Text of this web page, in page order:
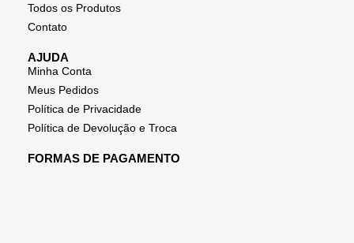
Todos os Produtos
Contato
AJUDA
Minha Conta
Meus Pedidos
Política de Privacidade
Política de Devolução e Troca
FORMAS DE PAGAMENTO